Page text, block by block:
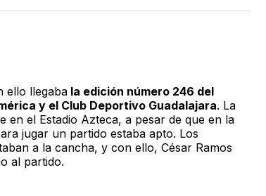
TwitterFacebook
LinkedIn
Email
ello llegabala edición número 246 del
y el Club Deportivo Guadalajara. La
en el Estadio Azteca, a pesar de que en la
jugar un partido estaba apto. Los
a la cancha, y con ello, César Ramos
al partido.